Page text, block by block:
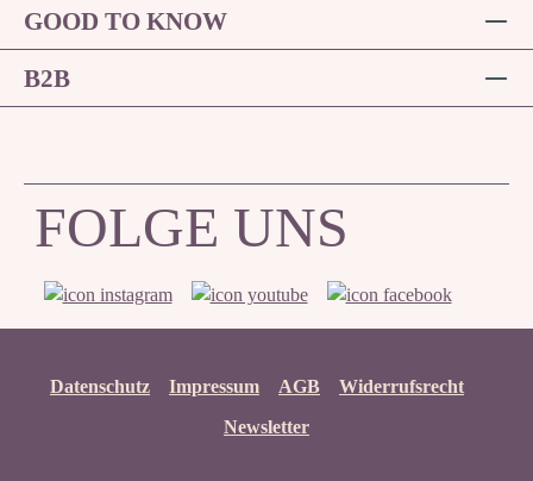
GOOD TO KNOW
B2B
FOLGE UNS
Datenschutz Impressum AGB
Widerrufsrecht
Newsletter